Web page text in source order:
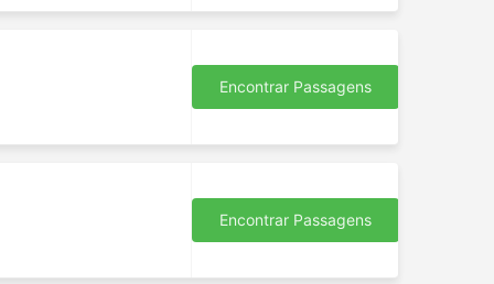
Encontrar Passagens
Encontrar Passagens